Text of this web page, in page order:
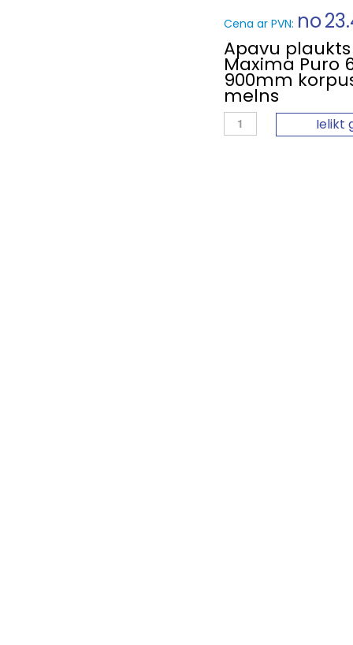
Cena ar PVN: no
Apavu plaukts
Maxima Puro
900mm
melns
Ielikt